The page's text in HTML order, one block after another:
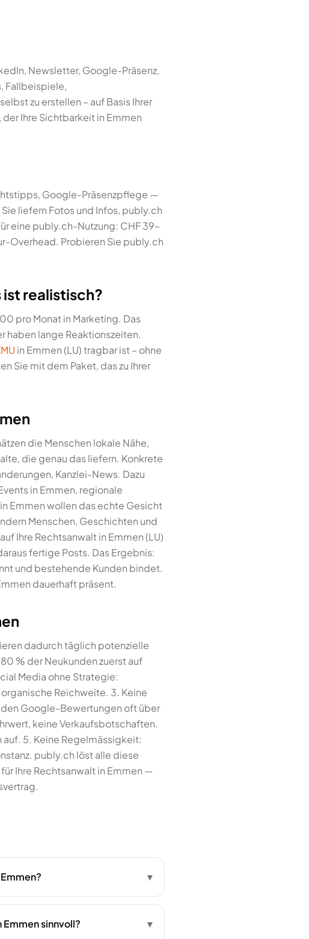
Newsletter, Google-Präsenz,
Fallbeispiele,
zu erstellen – auf Basis Ihrer
Ihre Sichtbarkeit in Emmen
Google-Präsenzpflege —
Sie liefern Fotos und Infos, publy.ch
eine publy.ch-Nutzung: CHF 39–
Overhead. Probieren Sie publy.ch
realistisch?
pro Monat in Marketing. Das
haben lange Reaktionszeiten.
in Emmen (LU) tragbar ist – ohne
Sie mit dem Paket, das zu Ihrer
die Menschen lokale Nähe,
die genau das liefern. Konkrete
Kanzlei-News. Dazu
in Emmen, regionale
Emmen wollen das echte Gesicht
Menschen, Geschichten und
Ihre Rechtsanwalt in Emmen (LU)
fertige Posts. Das Ergebnis:
und bestehende Kunden bindet.
dauerhaft präsent.
dadurch täglich potenzielle
% der Neukunden zuerst auf
Media ohne Strategie:
Reichweite. 3. Keine
Google-Bewertungen oft über
keine Verkaufsbotschaften.
5. Keine Regelmässigkeit:
publy.ch löst alle diese
Ihre Rechtsanwalt in Emmen —
▾
sinnvoll? ▾